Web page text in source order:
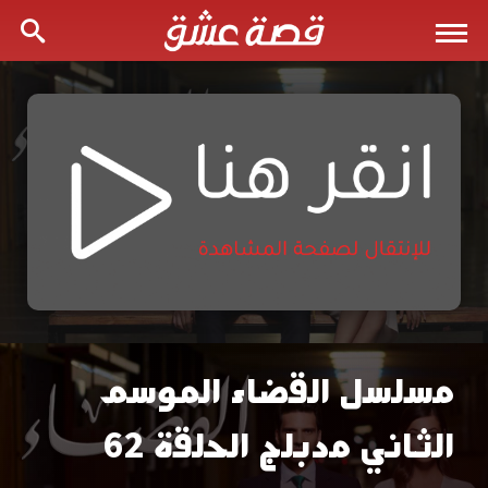
مسلسل
القضاء
مسلسل القضاء الموسم
الثاني مدبلج الحلقة 62